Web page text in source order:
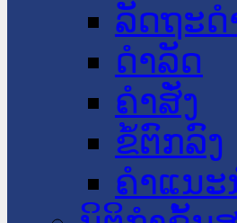
ລັດຖະດໍ
ດໍາລັດ
ຄໍາສັ່ງ
ຂໍ້ຕົກລົງ
ຄໍາແນະ